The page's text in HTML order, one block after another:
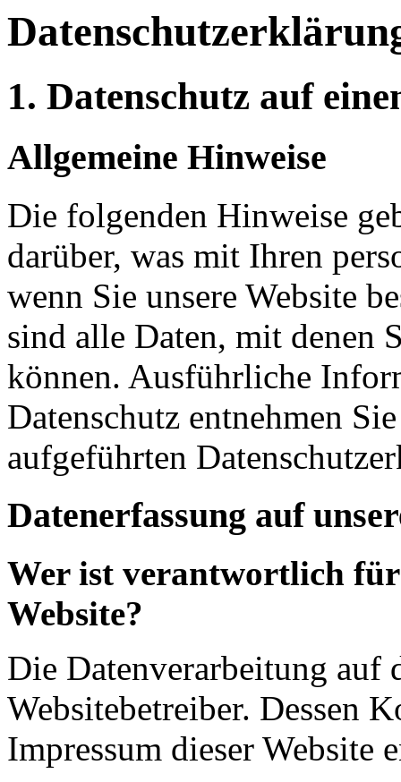
1. Datenschutz auf
Allgemeine Hinweise
Die folgenden Hinweise
darüber, was mit Ihren
wenn Sie unsere Website
sind alle Daten, mit denen
können. Ausführliche
Datenschutz entnehmen
aufgeführten
Datenerfassung auf
Wer ist verantwortlich für
Website?
Die Datenverarbeitung auf
Websitebetreiber. Dessen
Impressum dieser Website